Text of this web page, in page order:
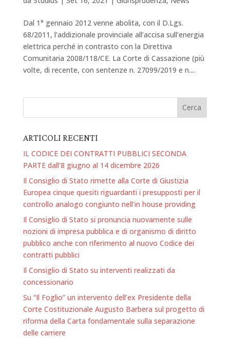
Dal 1° gennaio 2012 venne abolita, con il D.Lgs.
68/2011, l’addizionale provinciale all’accisa sull’energia
elettrica perché in contrasto con la Direttiva
Comunitaria 2008/118/CE. La Corte di Cassazione (più
volte, di recente, con sentenze n. 27099/2019 e n....
ARTICOLI RECENTI
IL CODICE DEI CONTRATTI PUBBLICI SECONDA
PARTE dall’8 giugno al 14 dicembre 2026
Il Consiglio di Stato rimette alla Corte di Giustizia
Europea cinque quesiti riguardanti i presupposti per il
controllo analogo congiunto nell’in house providing
Il Consiglio di Stato si pronuncia nuovamente sulle
nozioni di impresa pubblica e di organismo di diritto
pubblico anche con riferimento al nuovo Codice dei
contratti pubblici
Il Consiglio di Stato su interventi realizzati da
concessionario
Su “Il Foglio” un intervento dell’ex Presidente della
Corte Costituzionale Augusto Barbera sul progetto di
riforma della Carta fondamentale sulla separazione
delle carriere